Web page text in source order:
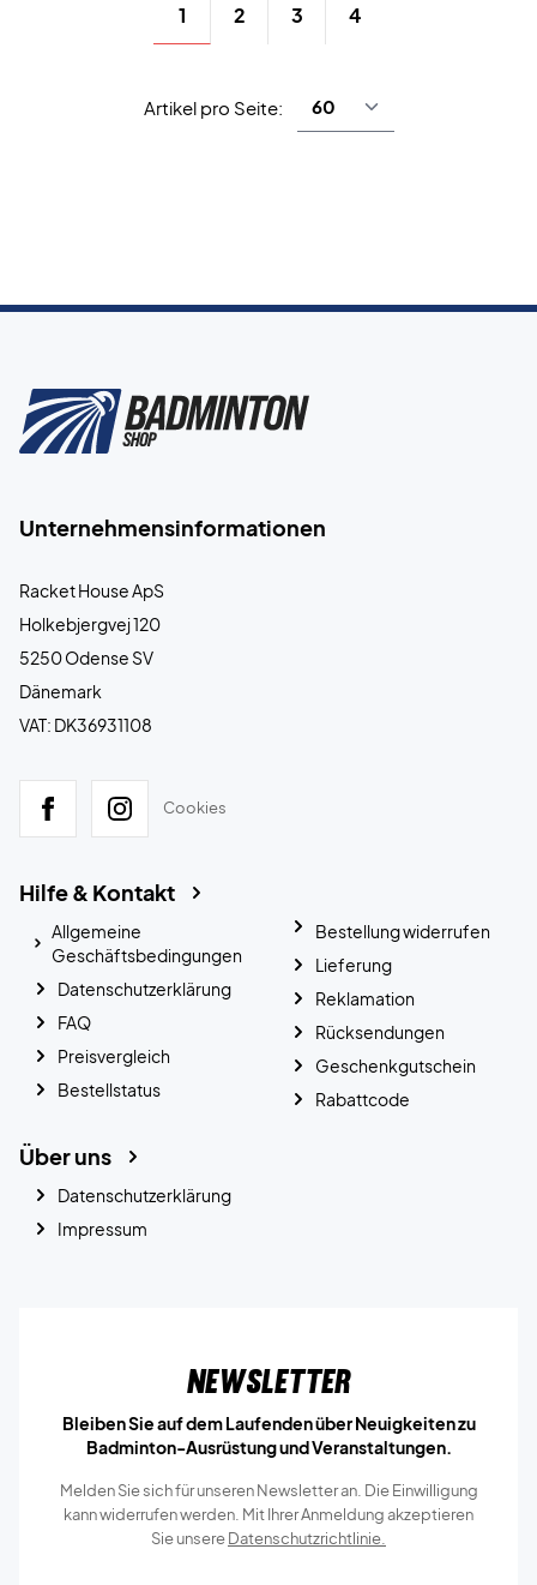
1 2 3 4
Artikel pro Seite:
Unternehmensinformationen
Racket House ApS
Holkebjergvej 120
5250 Odense SV
Dänemark
VAT: DK36931108
Cookies
Hilfe & Kontakt
Allgemeine
Geschäftsbedingungen
Datenschutzerklärung
FAQ
Preisvergleich
Bestellstatus
Bestellung widerrufen
Lieferung
Reklamation
Rücksendungen
Geschenkgutschein
Rabattcode
Über uns
Datenschutzerklärung
Impressum
Newsletter
Bleiben Sie auf dem Laufenden über Neuigkeiten zu
Badminton-Ausrüstung und Veranstaltungen.
Melden Sie sich für unseren Newsletter an. Die Einwilligung
kann widerrufen werden. Mit Ihrer Anmeldung akzeptieren
Sie unsereDatenschutzrichtlinie.